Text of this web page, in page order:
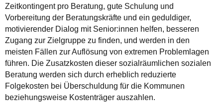
Zeitkontingent pro Beratung, gute Schulung und
Vorbereitung der Beratungskräfte und ein geduldiger,
motivierender Dialog mit Senior:innen helfen, besseren
Zugang zur Zielgruppe zu finden, und werden in den
meisten Fällen zur Auflösung von extremen Problemlagen
führen. Die Zusatzkosten dieser sozialräumlichen sozialen
Beratung werden sich durch erheblich reduzierte
Folgekosten bei Überschuldung für die Kommunen
beziehungsweise Kostenträger auszahlen.